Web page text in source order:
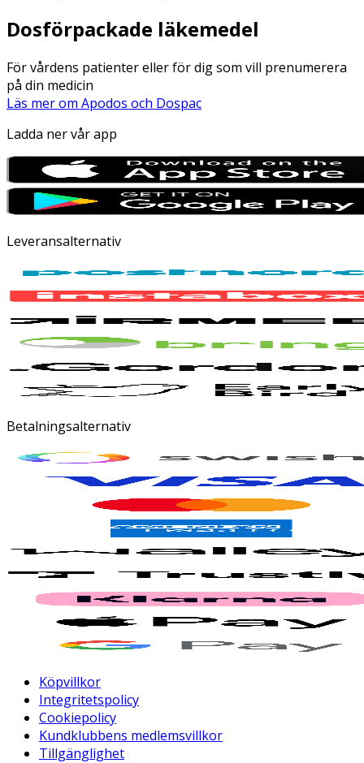
Dosförpackade läkemedel
För vårdens patienter eller för dig som vill prenumerera
på din medicin
Läs mer om Apodos och Dospac
Ladda ner vår app
Leveransalternativ
Betalningsalternativ
Köpvillkor
Integritetspolicy
Cookiepolicy
Kundklubbens medlemsvillkor
Tillgänglighet